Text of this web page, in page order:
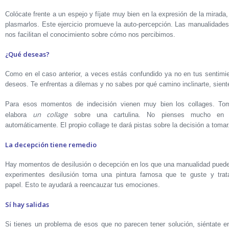
Colócate frente a un espejo y fíjate muy bien en la expresión de la
plasmarlos. Este ejercicio promueve la auto-percepción. Las
nos facilitan el conocimiento sobre cómo nos percibimos.
¿Qué deseas?
Como en el caso anterior, a veces estás confundido ya no en tus
deseos. Te enfrentas a dilemas y no sabes por qué camino inclinarte,
Para esos momentos de indecisión vienen muy bien los collages.
elabora un collagesobre una cartulina. No pienses mucho en
automáticamente. El propio collage te dará pistas sobre la decisión a
La decepción tiene remedio
Hay momentos de desilusión o decepción en los que una manualidad
experimentes desilusión toma una pintura famosa que te guste y
papel. Esto te ayudará a reencauzar tus emociones.
Sí hay salidas
Si tienes un problema de esos que no parecen tener solución, siéntate